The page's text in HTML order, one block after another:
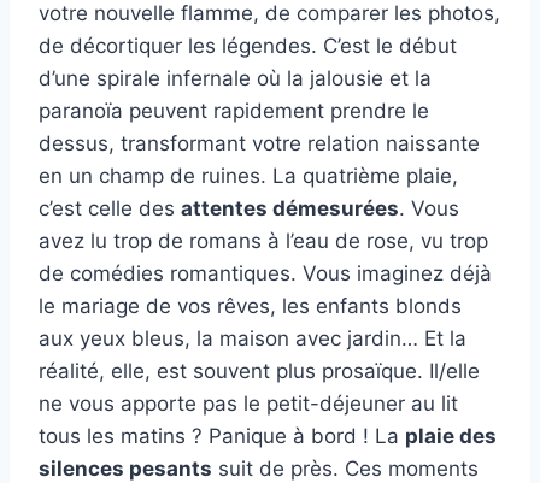
votre nouvelle flamme, de comparer les photos,
de décortiquer les légendes. C’est le début
d’une spirale infernale où la jalousie et la
paranoïa peuvent rapidement prendre le
dessus, transformant votre relation naissante
en un champ de ruines. La quatrième plaie,
c’est celle des attentes démesurées. Vous
avez lu trop de romans à l’eau de rose, vu trop
de comédies romantiques. Vous imaginez déjà
le mariage de vos rêves, les enfants blonds
aux yeux bleus, la maison avec jardin… Et la
réalité, elle, est souvent plus prosaïque. Il/elle
ne vous apporte pas le petit-déjeuner au lit
tous les matins ? Panique à bord ! La plaie des
silences pesants suit de près. Ces moments